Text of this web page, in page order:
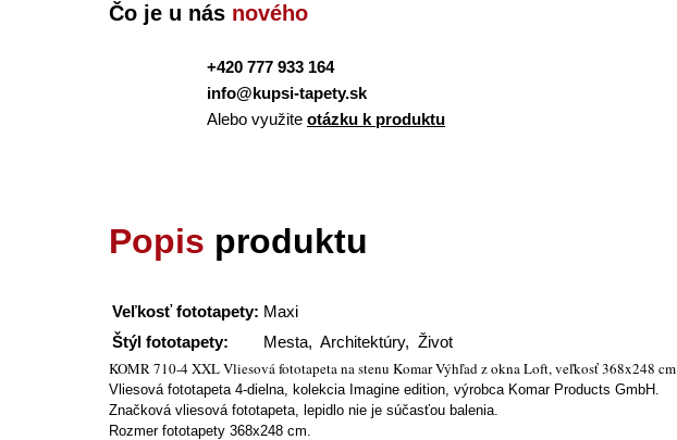
Čo je u nás nového
+420 777 933 164
info@kupsi-tapety.sk
Alebo využite otázku k produktu
Popis produktu
Veľkosť fototapety: Maxi
Štýl fototapety:
Mesta, Architektúry, Život
KOMR 710-4 XXL Vliesová fototapeta na stenu Komar Výhľad z okna Loft, veľkosť 368x248 cm
Vliesová fototapeta 4-dielna, kolekcia Imagine edition, výrobca Komar Products GmbH.
Značková vliesová fototapeta, lepidlo nie je súčasťou balenia.
Rozmer fototapety 368x248 cm.